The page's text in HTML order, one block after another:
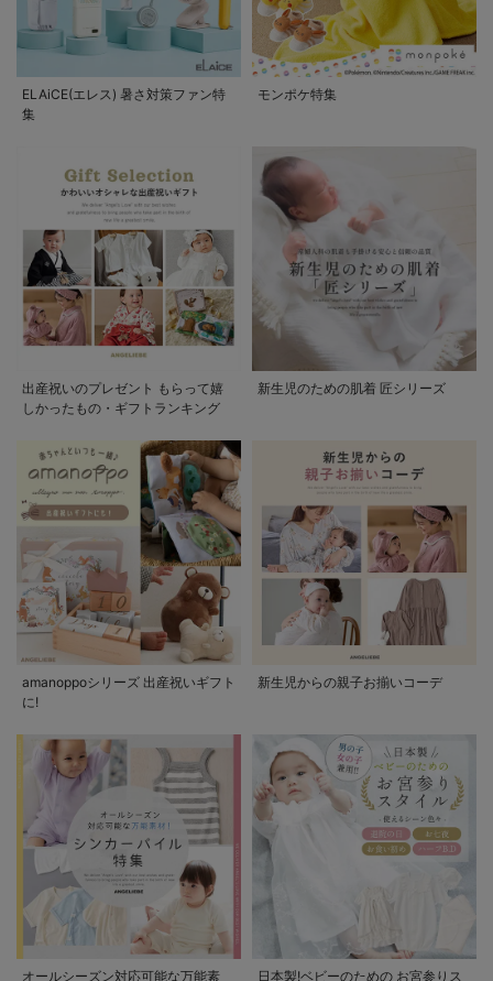
ELAiCE(エレス) 暑さ対策ファン特
集
モンポケ特集
出産祝いのプレゼント もらって嬉
しかったもの・ギフトランキング
新生児のための肌着 匠シリーズ
amanoppoシリーズ 出産祝いギフト
に!
新生児からの親子お揃いコーデ
オールシーズン対応可能な万能素 日本製!ベビーのための お宮参りス